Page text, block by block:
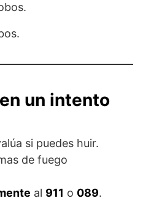
un intento
si puedes huir.
de fuego
al 911 o 089.